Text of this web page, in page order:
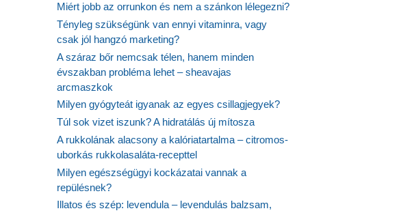
Miért jobb az orrunkon és nem a szánkon lélegezni?
Tényleg szükségünk van ennyi vitaminra, vagy
csak jól hangzó marketing?
A száraz bőr nemcsak télen, hanem minden
évszakban probléma lehet – sheavajas
arcmaszkok
Milyen gyógyteát igyanak az egyes csillagjegyek?
Túl sok vizet iszunk? A hidratálás új mítosza
A rukkolának alacsony a kalóriatartalma – citromos-
uborkás rukkolasaláta-recepttel
Milyen egészségügyi kockázatai vannak a
repülésnek?
Illatos és szép: levendula – levendulás balzsam,